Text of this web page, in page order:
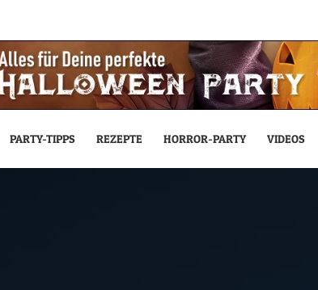
PARTY-TIPPS REZEPTE HORROR-PARTY VIDEOS